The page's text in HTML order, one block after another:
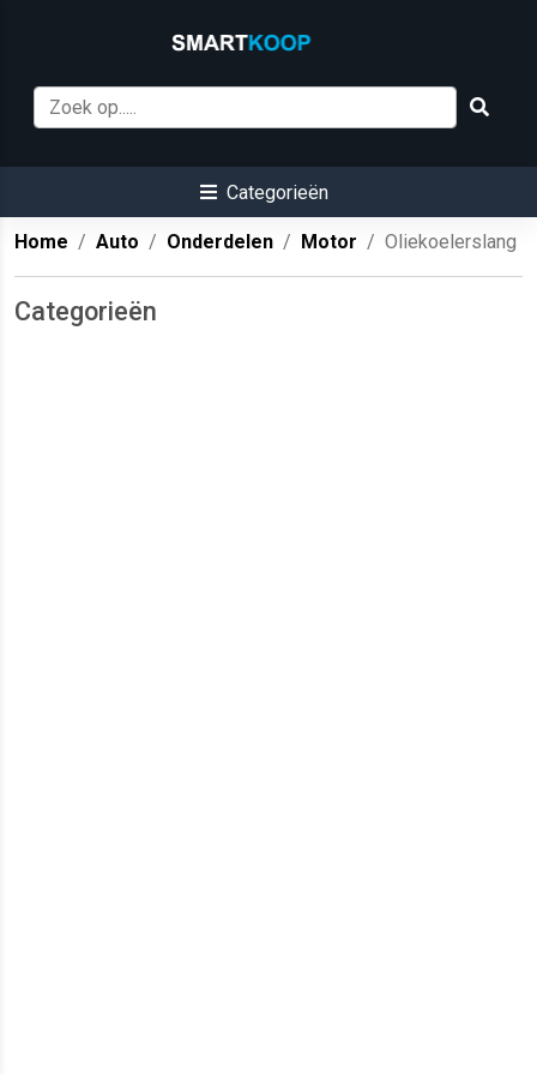
Categorieën
Home Auto Onderdelen Motor Oliekoelerslang
Categorieën